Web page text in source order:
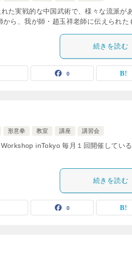
た実戦的な中国武術で、様々な流派が
から、我が師・趙玉祥老師に伝えられ
続きを読む
0
形意拳 教室 講座 講習会
inTokyo 毎月１回開催してい
続きを読む
0